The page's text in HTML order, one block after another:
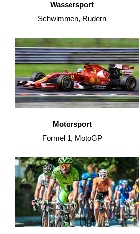
Wassersport
Schwimmen, Rudern
Motorsport
Formel 1, MotoGP